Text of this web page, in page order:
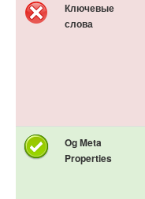
Ключевые
слова
Og Meta
Properties